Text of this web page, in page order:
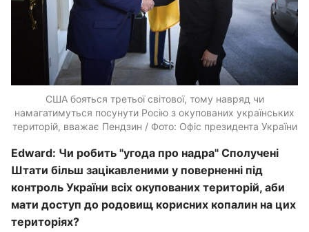
США бояться третьої світової, тому навряд чи
намагатимуться посунути Росію з окупованих українських
територій, вважає Пендзин / Фото: Офіс президента України
Edward: Чи робить "угода про надра" Сполучені
Штати більш зацікавленими у поверненні під
контроль України всіх окупованих територій, аби
мати доступ до родовищ корисних копалин на цих
територіях?